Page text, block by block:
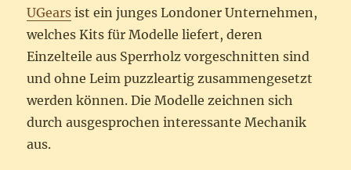
UGears ist ein junges Londoner Unternehmen,
welches Kits für Modelle liefert, deren
Einzelteile aus Sperrholz vorgeschnitten sind
und ohne Leim puzzleartig zusammengesetzt
werden können. Die Modelle zeichnen sich
durch ausgesprochen interessante Mechanik
aus.